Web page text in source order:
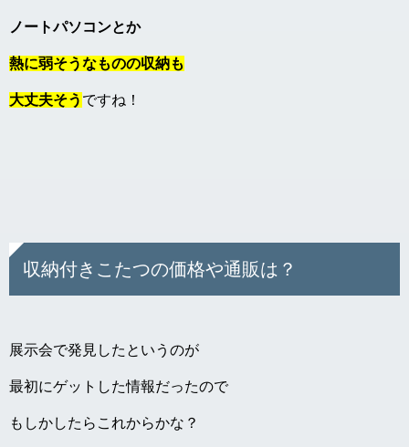
ノートパソコンとか
熱に弱そうなものの収納も
大丈夫そう ですね！
収納付きこたつの価格や通販は？
展示会で発見したというのが
最初にゲットした情報だったので
もしかしたらこれからかな？